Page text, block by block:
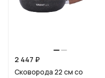
2 447 ₽
Сковорода 22 см со